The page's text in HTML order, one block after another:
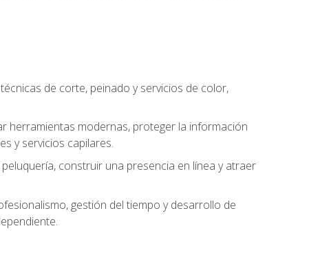
de corte, peinado y servicios de color,
herramientas modernas, proteger la información
y servicios capilares.
construir una presencia en línea y atraer
gestión del tiempo y desarrollo de